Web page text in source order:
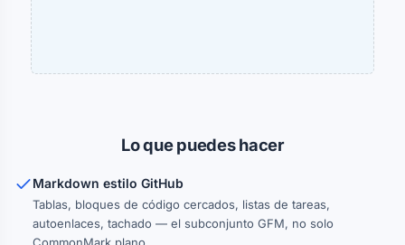
Lo que puedes hacer
Markdown estilo GitHub
Tablas, bloques de código cercados, listas de tareas,
autoenlaces, tachado — el subconjunto GFM, no solo